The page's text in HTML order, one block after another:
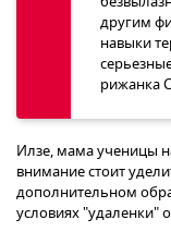
другим
навыки
рижанка
Илзе, мама ученицы
внимание стоит
дополнительном
условиях "удаленки"